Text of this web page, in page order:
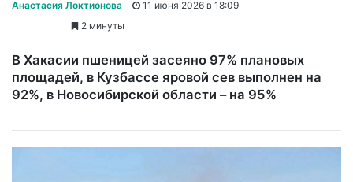
Анастасия Локтионова
11 июня 2026 в 18:09
2 минуты
В Хакасии пшеницей засеяно 97% плановых
площадей, в Кузбассе яровой сев выполнен на
92%, в Новосибирской области – на 95%